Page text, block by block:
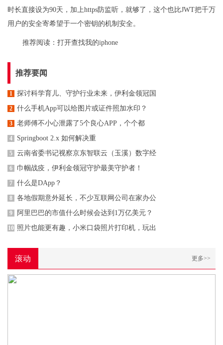
时长直接设为90天，加上https防监听，就够了，这个也比JWT把千万
用户的安全寄希望于一个密钥的机制安全。
推荐阅读： 打开查找我的iphone
推荐要闻
1 探讨科学育儿、守护行业未来，伊利金领冠国
2 什么手机App可以给图片或证件照加水印？
3 老师傅不小心泄露了5个良心APP，个个都
4 Springboot 2.x 如何解决重
5 云南省委书记视察京东智联云（玉溪）数字经
6 巾帼战疫，伊利金领冠守护最美守护者！
7 什么是DApp？
8 各地假期意外延长，不少互联网公司在家办公
9 阿里巴巴的市值什么时候会达到1万亿美元？
10 照片也能更有趣，小米口袋照片打印机，玩出
滚动 更多>>